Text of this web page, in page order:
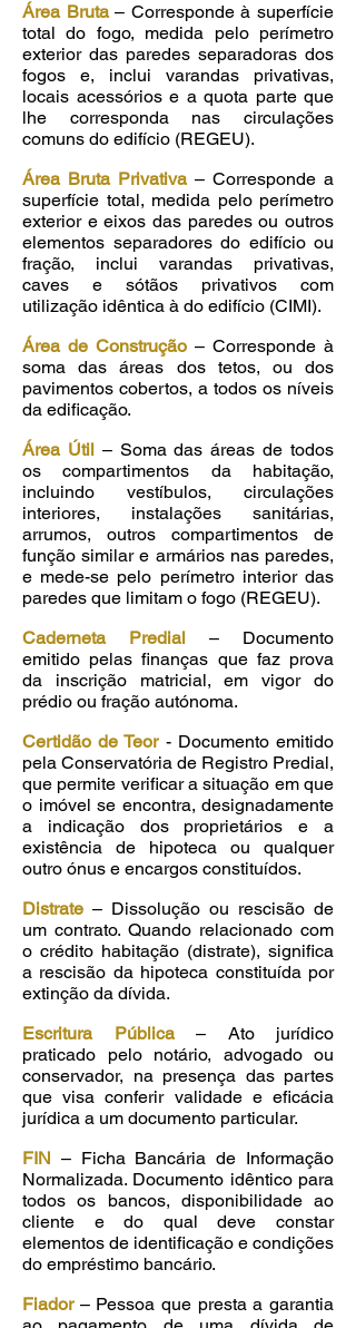
Área Bruta– Corresponde à superfície
total do fogo, medida pelo perímetro
exterior das paredes separadoras dos
fogos e, inclui varandas privativas,
locais acessórios e a quota parte que
lhe corresponda nas circulações
comuns do edifício (REGEU).
Área Bruta Privativa– Corresponde a
superfície total, medida pelo perímetro
exterior e eixos das paredes ou outros
elementos separadores do edifício ou
fração, inclui varandas privativas,
caves e sótãos privativos com
utilização idêntica à do edifício (CIMI).
Área de Construção – Corresponde à
soma das áreas dos tetos, ou dos
pavimentos cobertos, a todos os níveis
da edificação.
Área Útil – Soma das áreas de todos
os compartimentos da habitação,
incluindo vestíbulos, circulações
interiores, instalações sanitárias,
arrumos, outros compartimentos de
função similar e armários nas paredes,
e mede-se pelo perímetro interior das
paredes que limitam o fogo (REGEU).
Caderneta Predial – Documento
emitido pelas finanças que faz prova
da inscrição matricial, em vigor do
prédio ou fração autónoma.
Certidão de Teor- Documento emitido
pela Conservatória de Registro Predial,
que permite verificar a situação em que
o imóvel se encontra, designadamente
a indicação dos proprietários e a
existência de hipoteca ou qualquer
outro ónus e encargos constituídos.
Distrate – Dissolução ou rescisão de
um contrato. Quando relacionado com
o crédito habitação (distrate), significa
a rescisão da hipoteca constituída por
extinção da dívida.
Escritura Pública– Ato jurídico
praticado pelo notário, advogado ou
conservador, na presença das partes
que visa conferir validade e eficácia
jurídica a um documento particular.
FIN – Ficha Bancária de Informação
Normalizada. Documento idêntico para
todos os bancos, disponibilidade ao
cliente e do qual deve constar
elementos de identificação e condições
do empréstimo bancário.
Fiador– Pessoa que presta a garantia